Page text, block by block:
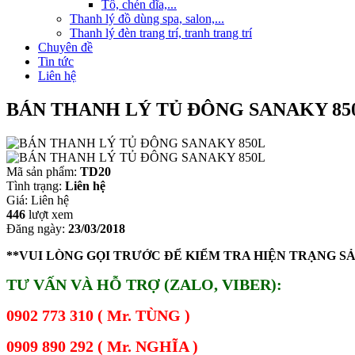
Tô, chén dĩa,...
Thanh lý đồ dùng spa, salon,...
Thanh lý đèn trang trí, tranh trang trí
Chuyên đề
Tin tức
Liên hệ
BÁN THANH LÝ TỦ ĐÔNG SANAKY
Mã sản phẩm: TD20
Tình trạng: Liên hệ
Giá: Liên hệ
446 lượt xem
Đăng ngày: 23/03/2018
**VUI LÒNG GỌI TRƯỚC ĐỂ KIỂM TRA HIỆN TRẠNG
TƯ VẤN VÀ HỖ TRỢ (ZALO, VIBER):
0902 773 310 ( Mr. TÙNG )
0909 890 292 ( Mr. NGHĨA )